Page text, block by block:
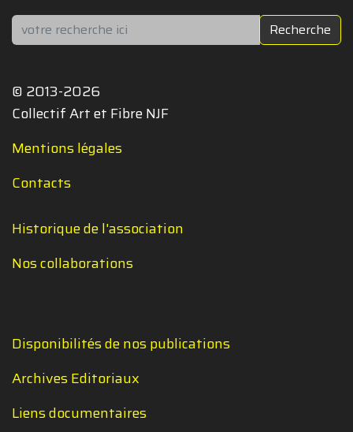
Rechercher Recherche
© 2013-2026
Collectif Art et Fibre NJF
Mentions légales
Contacts
Historique de l'association
Nos collaborations
Disponibilités de nos publications
Archives Editoriaux
Liens documentaires